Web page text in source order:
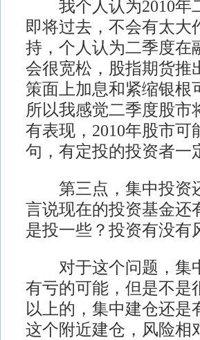
我个人认为2010年
即将过去，不会有太大
持，个人认为二季度在
会很宽松，股指期货推
策面上加息和紧缩银根
所以我感觉二季度股市
有表现，2010年股市
句，有定投的投资者一
第三点，集中投资
言说现在的投资基金还
是投一些？投资有没有
对于这个问题，集中
有亏的可能，但是不是
以上的，集中建仓还是
这个附近建仓，风险相